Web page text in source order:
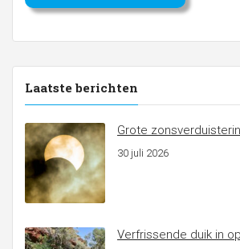
Laatste berichten
Grote
30 juli 2026
Verfrissende duik in